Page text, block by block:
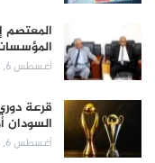
المعتصم
أغسطس 6, 2026
قرعة
السودان
أغسطس 6, 2026